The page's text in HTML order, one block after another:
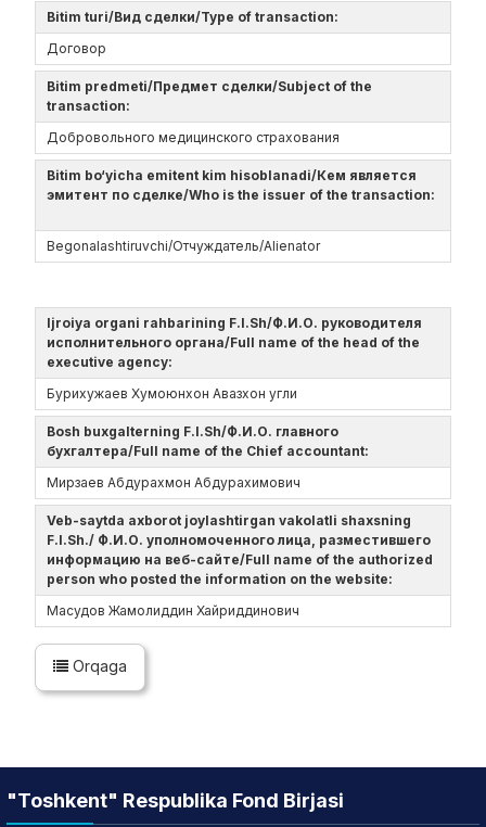
Bitim turi/Вид сделки/Type of transaction:
Договор
Bitim predmeti/Предмет сделки/Subject of the
transaction:
Добровольного медицинского страхования
Bitim bo‘yicha emitent kim hisoblanadi/Кем является
эмитент по сделке/Who is the issuer of the transaction:
Begonalashtiruvchi/Отчуждатель/Alienator
Ijroiya organi rahbarining F.I.Sh/Ф.И.О. руководителя
исполнительного органа/Full name of the head of the
executive agency:
Бурихужаев Хумоюнхон Авазхон угли
Bosh buxgalterning F.I.Sh/Ф.И.О. главного
бухгалтера/Full name of the Chief accountant:
Мирзаев Абдурахмон Абдурахимович
Veb-saytda axborot joylashtirgan vakolatli shaxsning
F.I.Sh./ Ф.И.О. уполномоченного лица, разместившего
информацию на веб-сайте/Full name of the authorized
person who posted the information on the website:
Масудов Жамолиддин Хайриддинович
Orqaga
"Toshkent" Respublika Fond Birjasi